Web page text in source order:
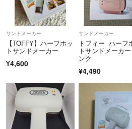
サンドメーカー
【TOFFY】ハーフホッ
トサンドメーカー
¥4,600
サンドメーカー
トフィー ハーフ
トサンドメーカ
ンク
¥4,490